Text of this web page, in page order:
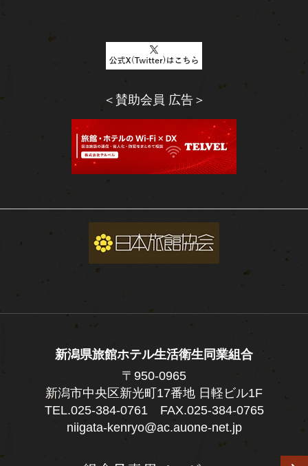
＜賛助会員 広告＞
新潟県旅館ホテル生活衛生同業組合
〒950-0965
新潟市中央区新光町17番地 日軽ビル1F
TEL.025-384-0761FAX.025-384-0765
niigata-kenryo@ac.auone-net.jp